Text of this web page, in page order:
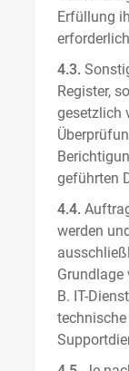
Erfüllung
4.3.
Register,
gesetzlich
geführten
4.4.
werden
Grundlage
B. IT-
technische